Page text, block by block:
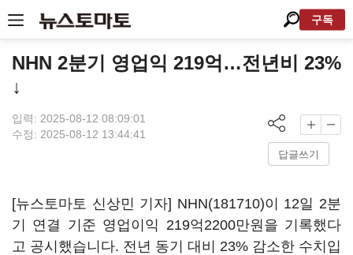
구독
NHN 2분기 영업익 219억…전년비 23%
↓
입력: 2025-08-12 08:09:01
수정: 2025-08-12 13:44:41
답글쓰기
[뉴스토마토 신상민 기자] NHN(181710)이 12일 2분
기 연결 기준 영업이익 219억2200만원을 기록했다
고 공시했습니다. 전년 동기 대비 23% 감소한 수치입